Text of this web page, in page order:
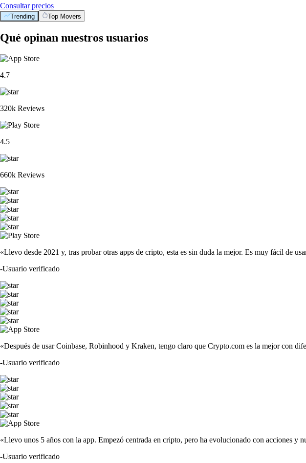
Consultar precios
Trending Top Movers
Qué opinan nuestros usuarios
4.7
320k Reviews
4.5
660k Reviews
«Llevo desde 2021 y, tras probar otras apps de cripto, esta es sin duda la mejor. Es muy fácil de
-Usuario verificado
«Después de usar Coinbase, Robinhood y Kraken, tengo claro que Crypto.com es la mejor con
-Usuario verificado
«Llevo unos 5 años con la app. Empezó centrada en cripto, pero ha evolucionado con acciones y
-Usuario verificado